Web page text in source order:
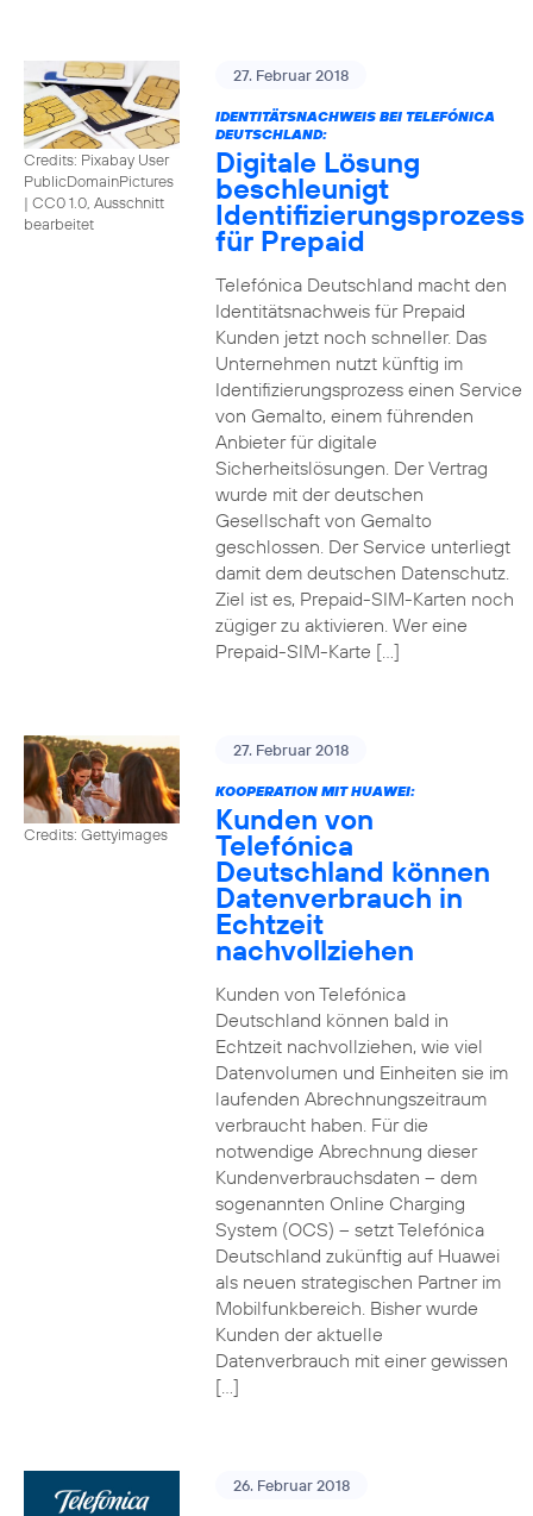
Credits: Pixabay User
PublicDomainPictures
| CC0 1.0, Ausschnitt
bearbeitet
27. Februar 2018
IDENTITÄTSNACHWEIS BEI TELEFÓNICA
DEUTSCHLAND:
Digitale Lösung
beschleunigt
Identifizierungsprozess
für Prepaid
Telefónica Deutschland macht den
Identitätsnachweis für Prepaid
Kunden jetzt noch schneller. Das
Unternehmen nutzt künftig im
Identifizierungsprozess einen Service
von Gemalto, einem führenden
Anbieter für digitale
Sicherheitslösungen. Der Vertrag
wurde mit der deutschen
Gesellschaft von Gemalto
geschlossen. Der Service unterliegt
damit dem deutschen Datenschutz.
Ziel ist es, Prepaid-SIM-Karten noch
zügiger zu aktivieren. Wer eine
Prepaid-SIM-Karte […]
Credits: Gettyimages
27. Februar 2018
KOOPERATION MIT HUAWEI:
Kunden von
Telefónica
Deutschland können
Datenverbrauch in
Echtzeit
nachvollziehen
Kunden von Telefónica
Deutschland können bald in
Echtzeit nachvollziehen, wie viel
Datenvolumen und Einheiten sie im
laufenden Abrechnungszeitraum
verbraucht haben. Für die
notwendige Abrechnung dieser
Kundenverbrauchsdaten – dem
sogenannten Online Charging
System (OCS) – setzt Telefónica
Deutschland zukünftig auf Huawei
als neuen strategischen Partner im
Mobilfunkbereich. Bisher wurde
Kunden der aktuelle
Datenverbrauch mit einer gewissen
[…]
26. Februar 2018